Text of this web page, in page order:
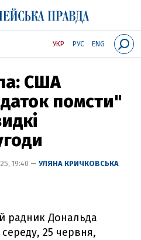
УКР РУС ENG
США
помсти"
19:40 — УЛЯНА КРИЧКОВСЬКА
радник Дональда
25 червня,